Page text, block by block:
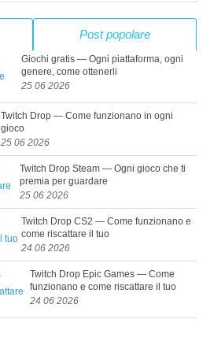
Post popolare
Giochi gratis — Ogni piattaforma, ogni
genere, come ottenerli
25 06 2026
Twitch Drop — Come funzionano in ogni
gioco
25 06 2026
Twitch Drop Steam — Ogni gioco che ti
premia per guardare
25 06 2026
Twitch Drop CS2 — Come funzionano e
come riscattare il tuo
24 06 2026
Twitch Drop Epic Games — Come
funzionano e come riscattare il tuo
24 06 2026